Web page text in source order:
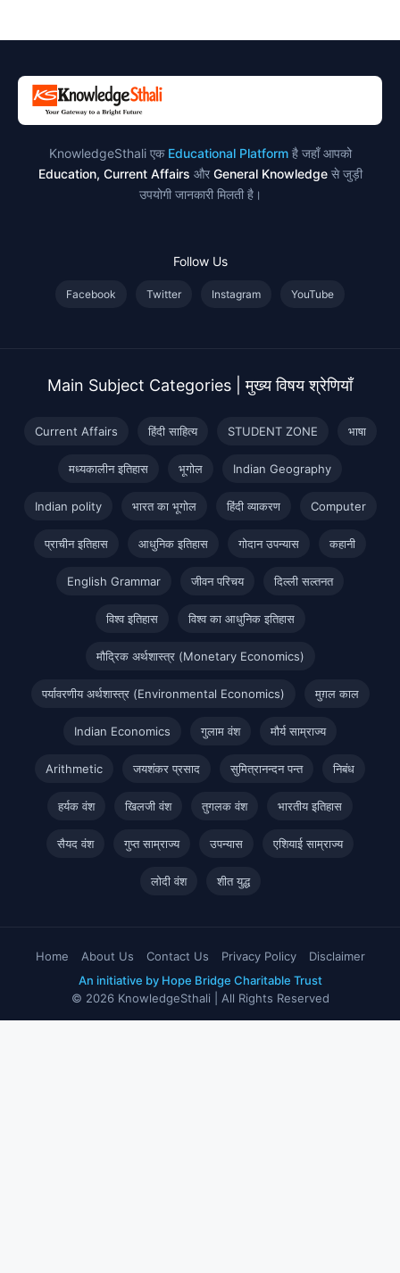
KnowledgeSthali एक Educational Platformहै जहाँ आपको
Education, Current Affairs और General Knowledgeसे जुड़ी
उपयोगी जानकारी मिलती है।
Follow Us
Facebook Twitter Instagram YouTube
Main Subject Categories | मुख्य विषय श्रेणियाँ
Current Affairs हिंदी साहित्य STUDENT ZONE भाषा
मध्यकालीन इतिहास भूगोल Indian Geography
Indian polity भारत का भूगोल हिंदी व्याकरण Computer
प्राचीन इतिहास आधुनिक इतिहास गोदान उपन्यास कहानी
English Grammar जीवन परिचय दिल्ली सल्तनत
विश्व इतिहास विश्व का आधुनिक इतिहास
मौद्रिक अर्थशास्त्र (Monetary Economics)
पर्यावरणीय अर्थशास्त्र (Environmental Economics) मुग़ल काल
Indian Economics गुलाम वंश मौर्य साम्राज्य
Arithmetic जयशंकर प्रसाद सुमित्रानन्दन पन्त निबंध
हर्यक वंश खिलजी वंश तुगलक वंश भारतीय इतिहास
सैयद वंश गुप्त साम्राज्य उपन्यास एशियाई साम्राज्य
लोदी वंश शीत युद्ध
Home About Us Contact Us Privacy Policy
Disclaimer
An initiative by Hope Bridge Charitable Trust
© 2026 KnowledgeSthali | All Rights Reserved